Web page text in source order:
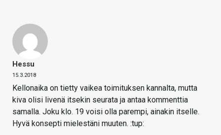
Hessu
15.3.2018
Kellonaika on tietty vaikea toimituksen kannalta, mutta
kiva olisi livenä itsekin seurata ja antaa kommenttia
samalla. Joku klo. 19 voisi olla parempi, ainakin itselle.
Hyvä konsepti mielestäni muuten. :tup: